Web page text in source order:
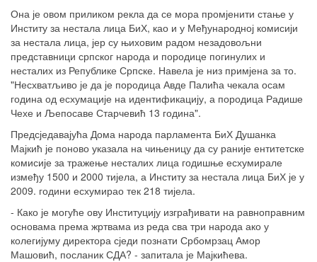
Она је овом приликом рекла да се мора промјенити стање у
Институ за нестала лица БиХ, као и у Међународној комисији
за нестала лица, јер су њиховим радом незадовољни
представници српског народа и породице погинулих и
несталих из Републике Српске. Навела је низ примјена за то.
"Несхватљиво је да је породица Авде Палића чекала осам
година од есхумације на идентификацију, а породица Радише
Чехе и Љепосаве Старчевић 13 година".
Предсједавајућа Дома народа парламента БиХ Душанка
Мајкић је поново указала на чињеницу да су раније ентитетске
комисије за тражење несталих лица годишње есхумирале
између 1500 и 2000 тијела, а Институ за нестала лица БиХ је у
2009. години есхумирао тек 218 тијела.
- Како је могуће ову Институцију изграђивати на равноправним
основама према жртвама из реда сва три народа ако у
колегијуму директора сједи познати Србомрзац Амор
Машовић, посланик СДА? - запитала је Мајкићева.